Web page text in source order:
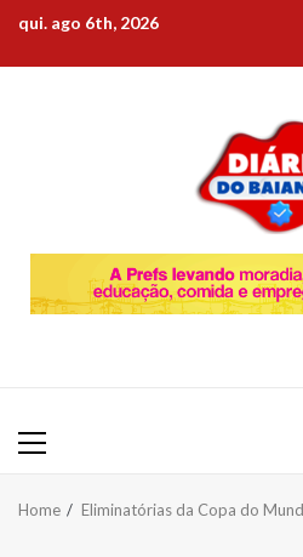
content
qui. ago 6th, 2026
Primary
Home Eliminatórias da Copa do